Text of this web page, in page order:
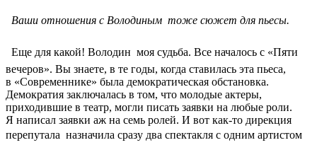
 Ваши отношения с Володиным  тоже сюжет для пьесы.
 Еще для какой! Володин  моя судьба. Все началось с «Пяти
вечеров». Вы знаете, в те годы, когда ставилась эта пьеса,
в «Современнике» была демократическая обстановка.
Демократия заключалась в том, что молодые актеры,
приходившие в театр, могли писать заявки на любые роли.
Я написал заявки аж на семь ролей. И вот как-то дирекция
перепутала  назначила сразу два спектакля с одним артистом